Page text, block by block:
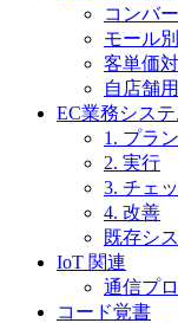
コンバ
モール
客単価
自店舗
EC業務シス
1. プラ
2. 実行
3. チェ
4. 改善
既存シ
IoT 関連
通信プ
コード覚書